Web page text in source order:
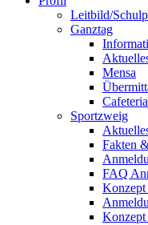
Leitbild/
Ganztag
Mensa
Cafeteria
Sportzweig
Fakten
FAQ
Konzept
Konzept